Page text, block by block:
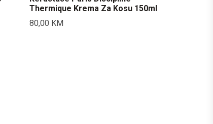
Thermique Krema Za Kosu 150ml
80,00 KM